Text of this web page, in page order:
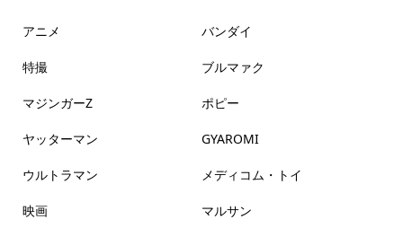
アニメ
特撮
マジンガーZ
ヤッターマン
ウルトラマン
映画
バンダイ
ブルマァク
ポピー
GYAROMI
メディコム・トイ
マルサン